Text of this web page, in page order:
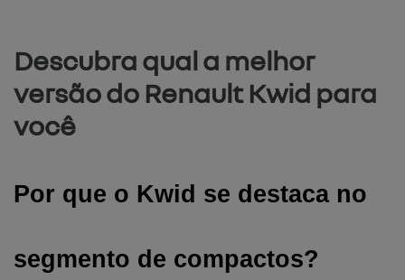
Descubra qual a melhor
versão do Renault Kwid para
você
Por que o Kwid se destaca no
segmento de compactos?